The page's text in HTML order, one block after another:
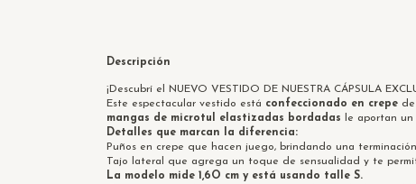
Descripción
¡Descubrí el NUEVO VESTIDO DE NUESTRA CÁPSULA
Este espectacular vestido está confeccionado en crepe
mangas de microtul elastizadas bordadas le aportan
Detalles que marcan la diferencia:
Puños en crepe que hacen juego, brindando una
Tajo lateral que agrega un toque de sensualidad y te
La modelo mide 1,6O cm y está usando talle S.